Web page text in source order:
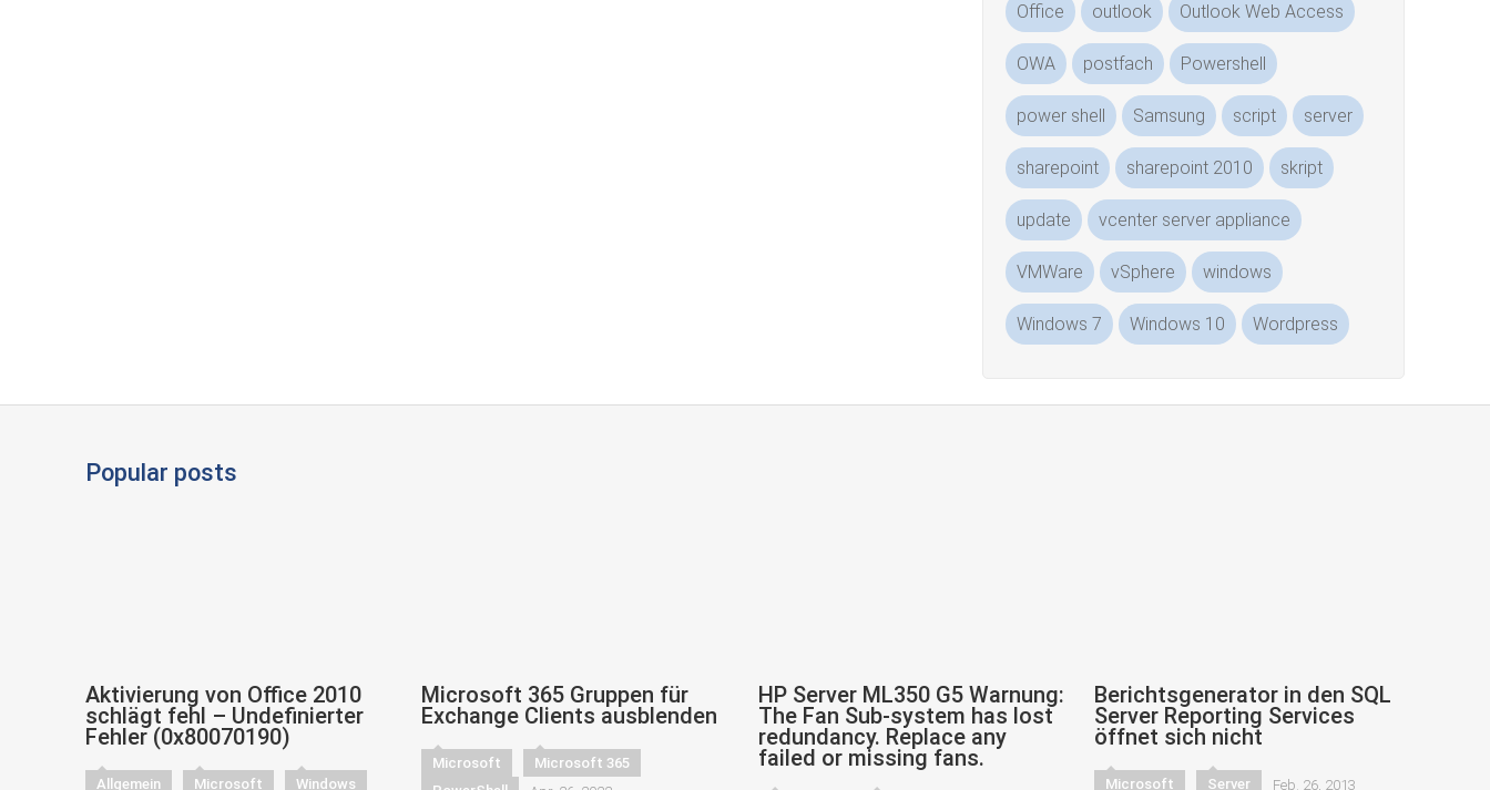
Office outlook Outlook Web Access
OWA postfach Powershell
power shell Samsung script server
sharepoint sharepoint 2010 skript
update vcenter server appliance
VMWare vSphere windows
Windows 7 Windows 10 Wordpress
Popular posts
Aktivierung von Office 2010
schlägt fehl – Undefinierter
Fehler (0x80070190)
Allgemein Microsoft Windows
Microsoft 365 Gruppen für
Exchange Clients ausblenden
Microsoft
Microsoft 365
HP Server ML350 G5 Warnung:
The Fan Sub-system has lost
redundancy. Replace any
failed or missing fans.
Berichtsgenerator in den SQL
Server Reporting Services
öffnet sich nicht
Microsoft Server Feb. 26, 2013